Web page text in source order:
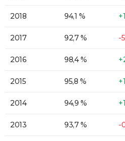
2018 94,1 %
2017 92,7 % -
2016 98,4 %
2015 95,8 %
2014 94,9 %
2013 93,7 % -